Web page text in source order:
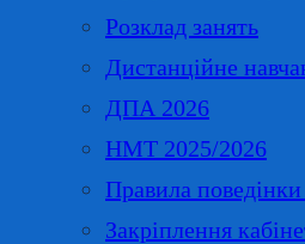
Розклад занять
Дистанційне
ДПА 2026
НМТ 2025/2026
Правила поведінки
Закріплення